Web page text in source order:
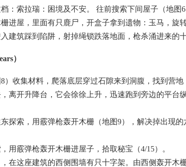
：索拉瑞：困境及不安。 往前搜索下间屋子（地图
进屋，里面有只鹿尸，开盒子拿到遗物：玉马，旋
建筑踩到陷阱，射掉绳锁跌落地面，枪杀涌进来的
）
）收集材料，爬落底层穿过石隙来到洞腹，找到营
离开升降台，它会徐徐上升，迅速跑到旁边的平
探索，用霰弹枪轰开木栅（地图9），解决掉出现
用霰弹枪轰开木栅进屋子，拾取秘宝（4/15）。
在这座建筑的西侧围墙有只十字架。由西侧轰开